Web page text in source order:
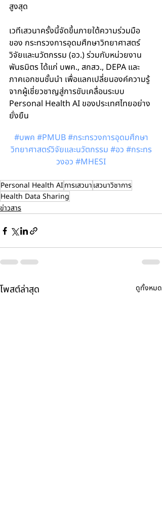
สูงสุด
เวทีเสวนาครั้งนี้จัดขึ้นภายใต้ความร่วมมือ
ของ กระทรวงการอุดมศึกษาวิทยาศาสตร์
วิจัยและนวัตกรรม (อว.) ร่วมกับหน่วยงาน
พันธมิตร ได้แก่ บพค., สกสว., DEPA และ
ภาคเอกชนชั้นนำ เพื่อแลกเปลี่ยนองค์ความรู้
จากผู้เชี่ยวชาญสู่การขับเคลื่อนระบบ
Personal Health AI ของประเทศไทยอย่าง
ยั่งยืน
#บพค #PMUB#กระทรวงการอุดมศึกษา
วิทยาศาสตร์วิจัยและนวัตกรรม #อว #กระทร
วงอว #MHESI
Personal Health AIการเสวนาเสวนาวิชาการ
Health Data Sharing
ข่าวสาร
โพสต์ล่าสุด ดูทั้งหมด